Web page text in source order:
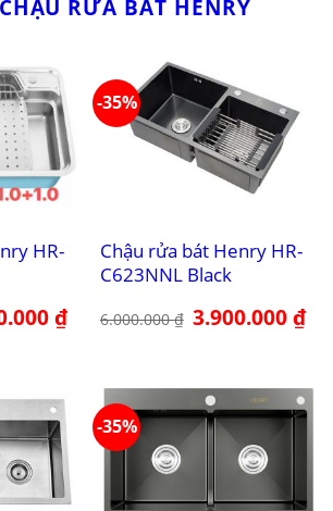
CHẬU RỬA BÁT HENRY
HR-
₫Giá
hiện
-35%
Chậu rửa bát Henry HR-
C623NNL Black
6.000.000₫ Giá
gốc
3.900.000₫Giá
-35%